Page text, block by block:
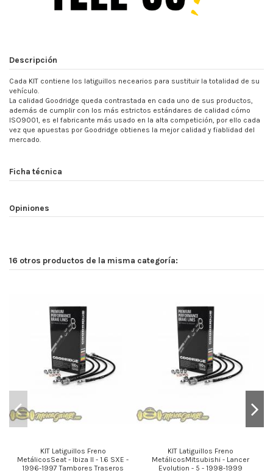
Descripción
Cada KIT contiene los latiguillos necearios para sustituir la totalidad de su
vehículo.
La calidad Goodridge queda contrastada en cada uno de sus productos,
además de cumplir con los más estrictos estándares de calidad cómo
ISO9001, es el fabricante más usado en la alta competición, por ello cada
vez que apuestas por Goodridge obtienes la mejor calidad y fiablidad del
mercado.
Ficha técnica
Opiniones
16 otros productos de la misma categoría:
KIT Latiguillos Freno
MetálicosSeat - Ibiza II - 1.6 SXE -
1996-1997 Tambores Traseros
KIT Latiguillos Freno
MetálicosMitsubishi - Lancer
Evolution - 5 - 1998-1999